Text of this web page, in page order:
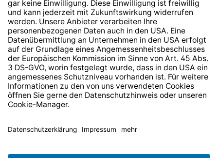
* Alle Preise inkl. gesetzl. Mehrwertsteuer zzgl.
anders angegeben.